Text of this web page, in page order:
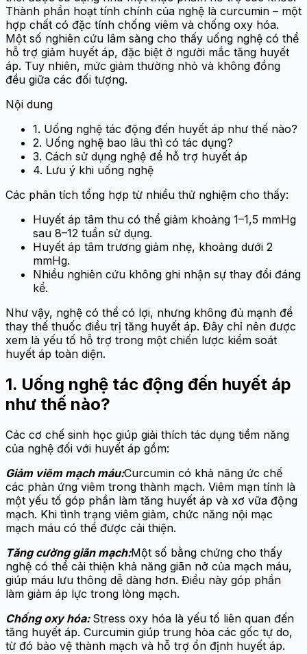
Thành phần hoạt tính chính của nghệ là curcumin – một
hợp chất có đặc tính chống viêm và chống oxy hóa.
Một số nghiên cứu lâm sàng cho thấy uống nghệ có thể
hỗ trợ giảm huyết áp, đặc biệt ở người mắc tăng huyết
áp. Tuy nhiên, mức giảm thường nhỏ và không đồng
đều giữa các đối tượng.
Nội dung
1. Uống nghệ tác động đến huyết áp như thế nào?
2. Uống nghệ bao lâu thì có tác dụng?
3. Cách sử dụng nghệ để hỗ trợ huyết áp
4. Lưu ý khi uống nghệ
Các phân tích tổng hợp từ nhiều thử nghiệm cho thấy:
Huyết áp tâm thu có thể giảm khoảng 1–1,5 mmHg
sau 8–12 tuần sử dụng.
Huyết áp tâm trương giảm nhẹ, khoảng dưới 2
mmHg.
Nhiều nghiên cứu không ghi nhận sự thay đổi đáng
kể.
Như vậy, nghệ có thể có lợi, nhưng không đủ mạnh để
thay thế thuốc điều trị tăng huyết áp. Đây chỉ nên được
xem là yếu tố hỗ trợ trong một chiến lược kiểm soát
huyết áp toàn diện.
1. Uống nghệ tác động đến huyết áp
như thế nào?
Các cơ chế sinh học giúp giải thích tác dụng tiềm năng
của nghệ đối với huyết áp gồm:
Giảm viêm mạch máu:Curcumin có khả năng ức chế
các phản ứng viêm trong thành mạch. Viêm mạn tính là
một yếu tố góp phần làm tăng huyết áp và xơ vữa động
mạch. Khi tình trạng viêm giảm, chức năng nội mạc
mạch máu có thể được cải thiện.
Tăng cường giãn mạch:Một số bằng chứng cho thấy
nghệ có thể cải thiện khả năng giãn nở của mạch máu,
giúp máu lưu thông dễ dàng hơn. Điều này góp phần
làm giảm áp lực trong lòng mạch.
Chống oxy hóa: Stress oxy hóa là yếu tố liên quan đến
tăng huyết áp. Curcumin giúp trung hòa các gốc tự do,
từ đó bảo vệ thành mạch và hỗ trợ ổn định huyết áp.